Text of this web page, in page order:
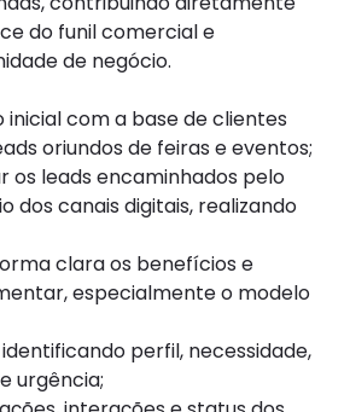
do funil comercial e
de negócio.
com a base de clientes
oriundos de feiras e eventos;
os leads encaminhados pelo
dos canais digitais, realizando
clara os benefícios e
especialmente o modelo
perfil, necessidade,
urgência;